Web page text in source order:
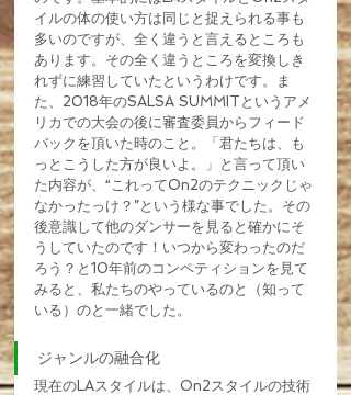
イルの体の使い方は同じと捉えられる事も
多いのですが、全く違うと言えるところも
あります。その全く違うところを変換しき
れずに練習していたというわけです。ま
た、2018年のSALSA SUMMITというアメ
リカでの大会の後に審査委員からフィード
バックを頂いた時のこと。「君たちは、も
っとこうした方が良いよ。」と言って頂い
た内容が、“これってOn2のテクニックじゃ
なかったっけ？”という様な事でした。その
後意識して他のダンサーを見ると確かにそ
うしていたのです！いつから変わったのだ
ろう？と10年前のコンペティションを見て
みると、私たちのやっているのと（知って
いる）のと一緒でした。
ジャンルの融合化
現在のLAスタイルは、On2スタイルの技術